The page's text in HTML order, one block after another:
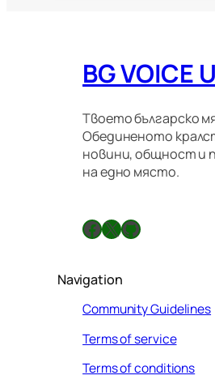
BG VOICE
Твоето българско
Обединеното
новини, общност и
на едно място.
Facebook X GitHub
Navigation
Community Guidelines
Terms of service
Terms of conditions